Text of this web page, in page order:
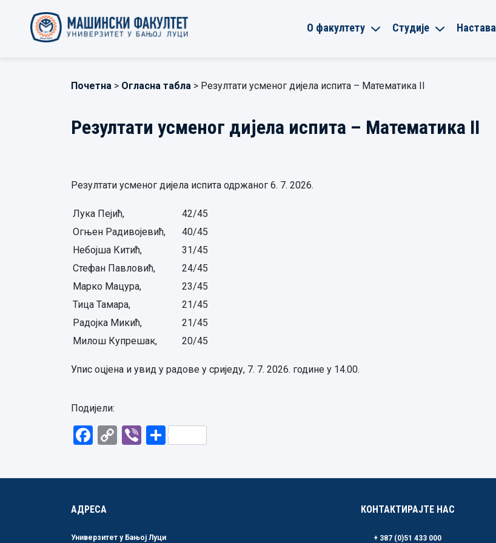
О факултету Студије Настава
Почетна > Огласна табла > Резултати усменог дијела испита – Математика II
Резултати усменог дијела испита – Математика II
Резултати усменог дијела испита одржаног 6. 7. 2026.
Лука Пејић,
42/45
Огњен Радивојевић,
40/45
Небојша Китић,
31/45
Стефан Павловић,
24/45
Марко Мацура,
23/45
Тица Тамара,
21/45
Радојка Микић,
21/45
Милош Купрешак,
20/45
Упис оцјена и увид у радове у сриједу, 7. 7. 2026. године у 14.00.
Подијели:
Facebook
CopyViberShare
АДРЕСА
Универзитет у Бањој Луци
КОНТАКТИРАЈТЕ НАС
+ 387 (0)51 433 000